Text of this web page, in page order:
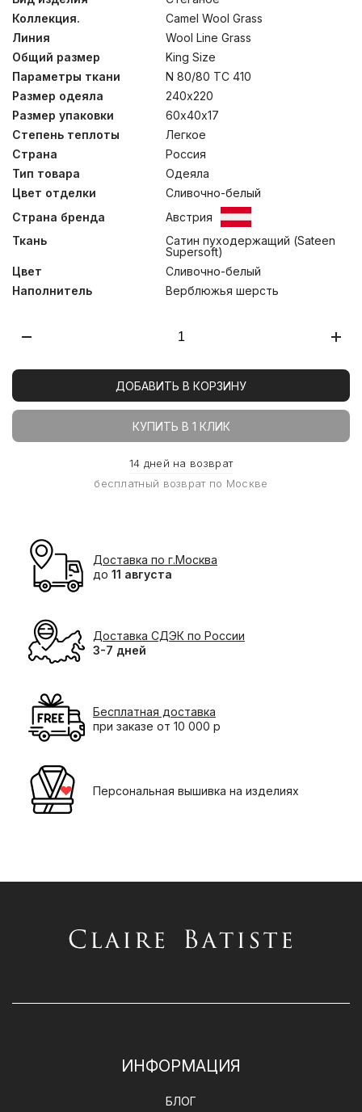
В производстве постельных принадлежностей этой
коллекции используется только мягкий подшерсток
верблюдов, собранный вручную. Подушки состоят из
двух элементов на молнии: стеганого чехла и
внутренней подушки. Это позволяет регулировать
количество наполнителя внутренней камеры, чтобы
каждый пользователь имел возможность создать для
себя изделие с персональными параметрами
упругости. В одеялах сочетается эксклюзивная
стежка “по форме тела”, призванная правильно
распределить теплопотери по длине, и система
“нестеганого валика”, слегка утяжеляющего одеяло по
краям и препятствующая попаданию холодного
воздуха внутрь. Данные особенности конструкции
изделий обеспечивают дополнительный комфорт во
время сна. Стирка при температуре до 30°С.
Коллекция.
Camel Wool Grass
Линия
Wool Line Grass
Общий размер
King Size
Параметры ткани
N 80/80 TC 410
Размер одеяла
240х220
Размер упаковки
60х40х17
Степень теплоты
Легкое
Страна
Россия
Тип товара
Одеяла
Цвет отделки
Сливочно-белый
Страна бренда
Австрия
Ткань
Сатин пуходержащий (Sateen
Supersoft)
Цвет
Сливочно-белый
Наполнитель
Верблюжья шерсть
ДОБАВИТЬ В КОРЗИНУ
КУПИТЬ В 1 КЛИК
14 дней на возврат
бесплатный возврат по Москве
Доставка по г.Москва
до 11 августа
Доставка СДЭК по России
3-7 дней
Бесплатная доставка
при заказе от 10 000 р
Персональная вышивка на изделиях
ИНФОРМАЦИЯ
БЛОГ